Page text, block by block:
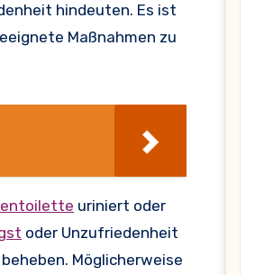
hindeuten. Es ist
Maßnahmen zu
uriniert oder
oder Unzufriedenheit
Möglicherweise